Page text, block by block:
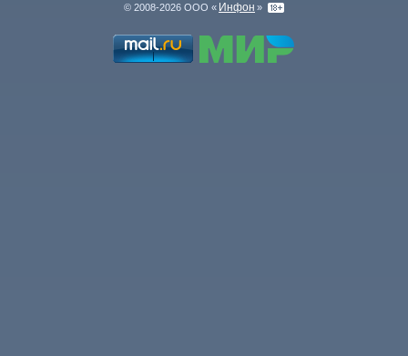
© 2008-2026 ООО « Инфон »